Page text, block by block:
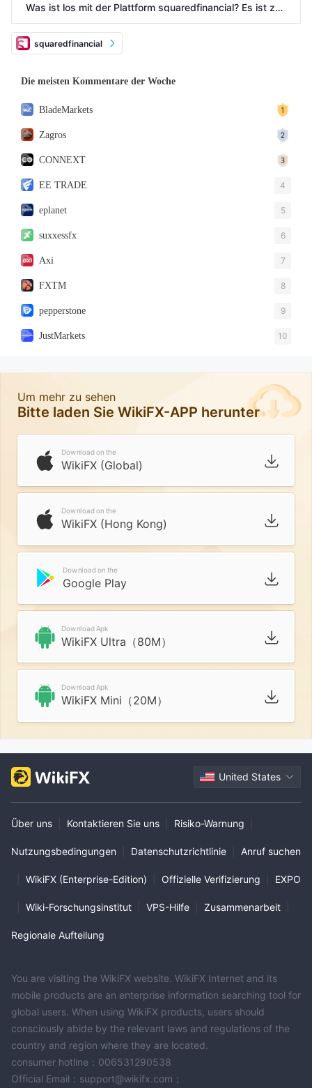
Was ist los mit der Plattform squaredfinancial? Es ist zw
ei Tage her, seit ich sie zuletzt kontaktiert habe und der
Markt nicht geöffnet hat.
squaredfinancial
Die meisten Kommentare der Woche
BladeMarkets
Zagros
CONNEXT
EE TRADE 4
eplanet 5
suxxessfx 6
Axi 7
FXTM 8
pepperstone 9
JustMarkets 10
Um mehr zu sehen
Bitte laden Sie WikiFX-APP herunter
Download on the
WikiFX (Global)
Download on the
WikiFX (Hong Kong)
Download on the
Google Play
Download Apk
WikiFX Ultra（80M）
Download Apk
WikiFX Mini（20M）
United States
Über uns Kontaktieren Sie uns Risiko-Warnung
Nutzungsbedingungen Datenschutzrichtlinie Anruf suchen
WikiFX (Enterprise-Edition) Offizielle Verifizierung EXPO
Wiki-Forschungsinstitut VPS-Hilfe Zusammenarbeit
Regionale Aufteilung
You are visiting the WikiFX website. WikiFX Internet and its
mobile products are an enterprise information searching tool for
global users. When using WikiFX products, users should
consciously abide by the relevant laws and regulations of the
country and region where they are located.
consumer hotline：006531290538
Official Email：support@wikifx.com；